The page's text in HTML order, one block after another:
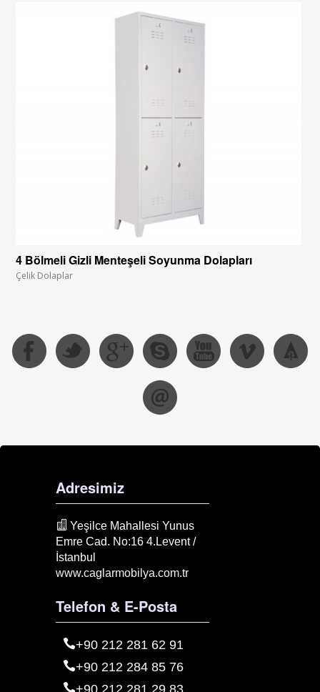
4 Bölmeli Gizli Menteşeli Soyunma Dolapları
Çelik Dolaplar
Adresimiz
Yeşilce Mahallesi Yunus
Emre Cad. No:16 4.Levent /
İstanbul
www.caglarmobilya.com.tr
Telefon & E-Posta
+90 212 281 62 91
+90 212 284 85 76
+90 212 281 29 83